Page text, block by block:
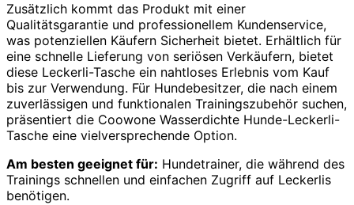
Zusätzlich kommt das Produkt mit einer
Qualitätsgarantie und professionellem Kundenservice,
was potenziellen Käufern Sicherheit bietet. Erhältlich für
eine schnelle Lieferung von seriösen Verkäufern, bietet
diese Leckerli-Tasche ein nahtloses Erlebnis vom Kauf
bis zur Verwendung. Für Hundebesitzer, die nach einem
zuverlässigen und funktionalen Trainingszubehör suchen,
präsentiert die Coowone Wasserdichte Hunde-Leckerli-
Tasche eine vielversprechende Option.
Am besten geeignet für: Hundetrainer, die während des
Trainings schnellen und einfachen Zugriff auf Leckerlis
benötigen.